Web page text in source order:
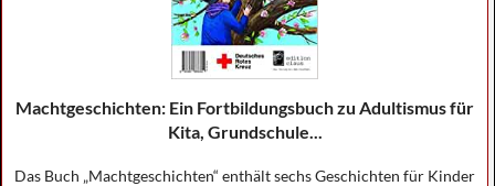
Machtgeschichten: Ein Fortbildungsbuch zu Adultismus für
Kita, Grundschule...
Das Buch „Machtgeschichten“ enthält sechs Geschichten für Kinder